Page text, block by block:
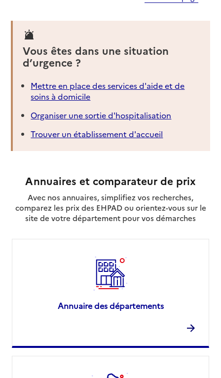
Vous êtes dans une situation
d’urgence ?
Mettre en place des services d'aide et de
soins à domicile
Organiser une sortie d'hospitalisation
Trouver un établissement d'accueil
Annuaires et comparateur de prix
Avec nos annuaires, simplifiez vos recherches,
comparez les prix des EHPAD ou orientez-vous sur le
site de votre département pour vos démarches
Annuaire des départements